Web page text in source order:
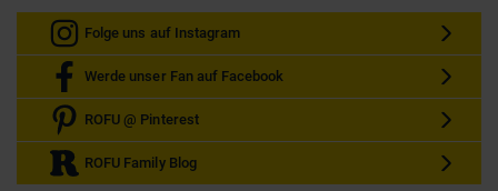
Folge uns auf Instagram
Werde unser Fan auf Facebook
ROFU @ Pinterest
ROFU Family Blog